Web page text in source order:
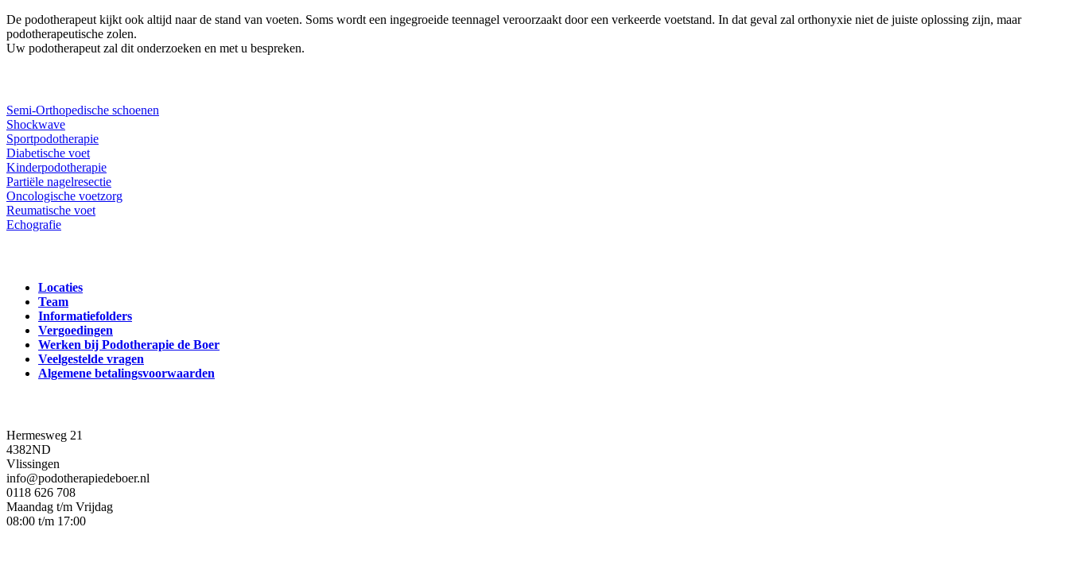
De podotherapeut kijkt ook altijd naar de stand van voeten. Soms wordt een ingegroeide teennagel veroorzaakt door een verkeerde voetstand. In dat geval zal orthonyxie niet de juiste oplossing zijn, maar
podotherapeutische zolen.
Uw podotherapeut zal dit onderzoeken en met u bespreken.
Semi-Orthopedische schoenen
Shockwave
Sportpodotherapie
Diabetische voet
Kinderpodotherapie
Partiële nagelresectie
Oncologische voetzorg
Reumatische voet
Echografie
Locaties
Team
Informatiefolders
Vergoedingen
Werken bij Podotherapie de Boer
Veelgestelde vragen
Algemene betalingsvoorwaarden
Hermesweg 21
4382ND
Vlissingen
info@podotherapiedeboer.nl
0118 626 708
Maandag t/m Vrijdag
08:00 t/m 17:00